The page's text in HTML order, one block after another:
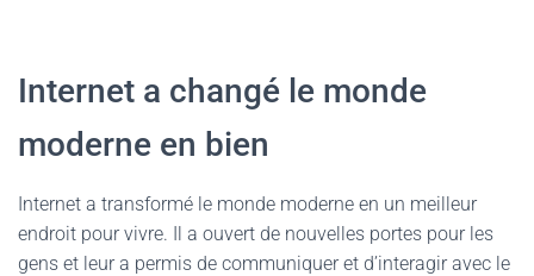
Internet a changé le monde
moderne en bien
Internet a transformé le monde moderne en un meilleur
endroit pour vivre. Il a ouvert de nouvelles portes pour les
gens et leur a permis de communiquer et d’interagir avec le